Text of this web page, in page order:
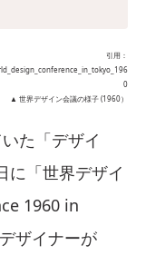
引用：
0
▲ 世界デザイン会議の様子 (1960）
た「デザイ
に「世界デザイ
1960 in
ザイナーが